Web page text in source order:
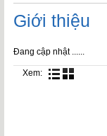
Giới thiệu
Đang cập nhật ......
Xem: